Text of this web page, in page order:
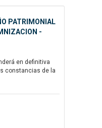
PATRIMONIAL
-
en definitiva
constancias de la